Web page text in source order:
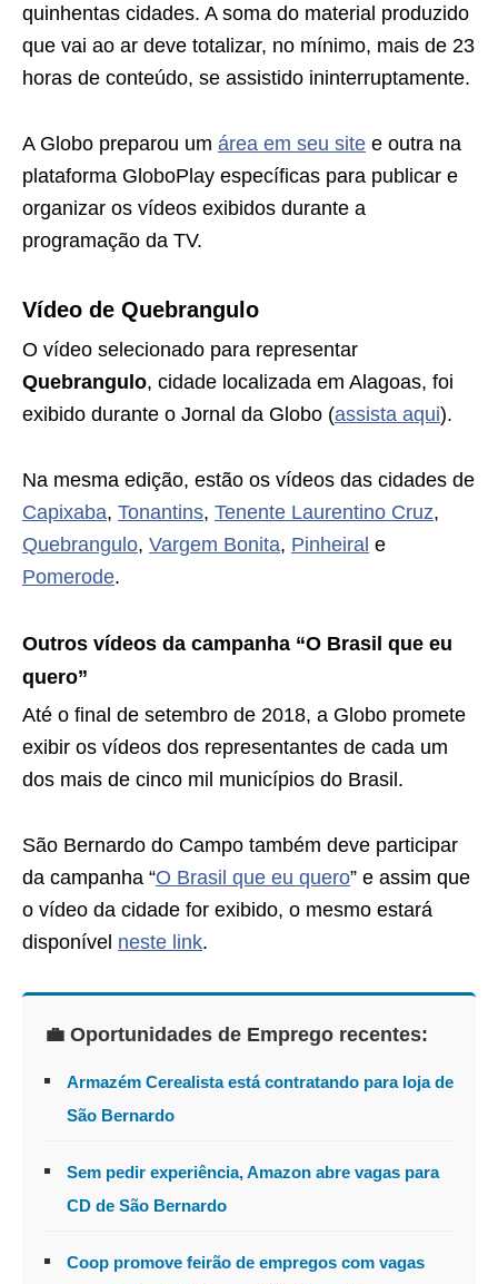
quinhentas cidades. A soma do material produzido
que vai ao ar deve totalizar, no mínimo, mais de 23
horas de conteúdo, se assistido ininterruptamente.
A Globo preparou um área em seu site e outra na
plataforma GloboPlay específicas para publicar e
organizar os vídeos exibidos durante a
programação da TV.
Vídeo de Quebrangulo
O vídeo selecionado para representar
Quebrangulo, cidade localizada em Alagoas, foi
exibido durante o Jornal da Globo (assista aqui).
Na mesma edição, estão os vídeos das cidades de
Capixaba, Tonantins, Tenente Laurentino Cruz,
Quebrangulo, Vargem Bonita, Pinheiral e
Pomerode.
Outros vídeos da campanha “O Brasil que eu
quero”
Até o final de setembro de 2018, a Globo promete
exibir os vídeos dos representantes de cada um
dos mais de cinco mil municípios do Brasil.
São Bernardo do Campo também deve participar
da campanha “O Brasil que eu quero” e assim que
o vídeo da cidade for exibido, o mesmo estará
disponível neste link.
💼 Oportunidades de Emprego recentes:
Armazém Cerealista está contratando para loja de
São Bernardo
Sem pedir experiência, Amazon abre vagas para
CD de São Bernardo
Coop promove feirão de empregos com vagas